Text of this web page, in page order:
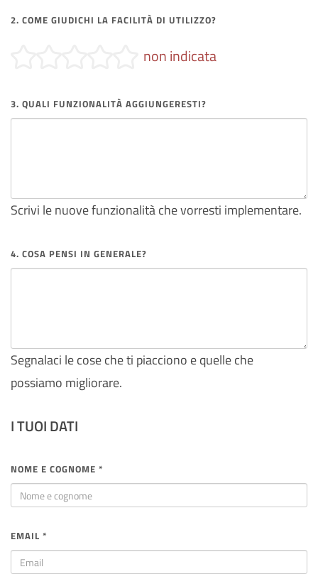
2. COME GIUDICHI LA FACILITÀ DI UTILIZZO?
non indicata
3. QUALI FUNZIONALITÀ AGGIUNGERESTI?
Scrivi le nuove funzionalità che vorresti implementare.
4. COSA PENSI IN GENERALE?
Segnalaci le cose che ti piacciono e quelle che
possiamo migliorare.
I TUOI DATI
NOME E COGNOME *
EMAIL *